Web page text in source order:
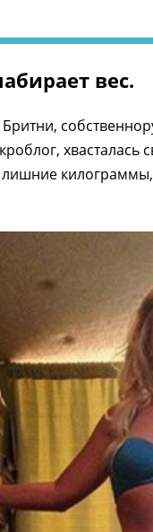
вес.
Бритни,
хвасталась
лишние